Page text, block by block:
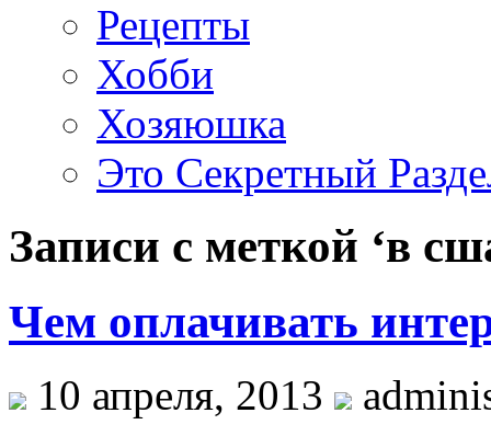
Рецепты
Хобби
Хозяюшка
Это Секретный
Записи с меткой ‘в
Чем оплачивать
10 апреля, 2013